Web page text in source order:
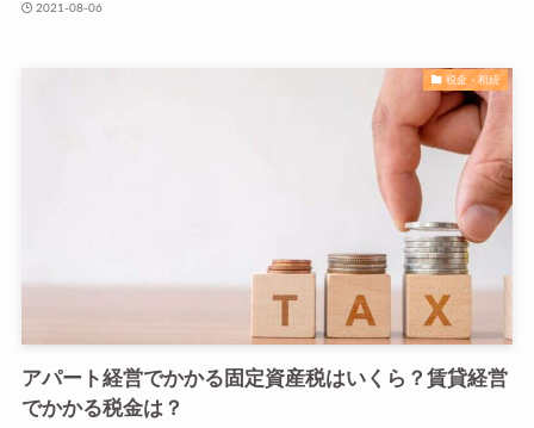
2021-08-06
税金・相続
アパート経営でかかる固定資産税はいくら？賃貸経営
でかかる税金は？